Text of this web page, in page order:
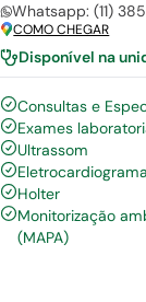
Whatsapp: (11)
COMO CHEGAR
Disponível na
Consultas e
Exames
Ultrassom
Eletrocardiograma
Holter
Monitorização
(MAPA)